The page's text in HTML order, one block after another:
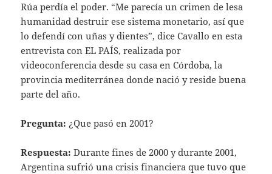
Rúa perdía el poder. “Me parecía un crimen de lesa
humanidad destruir ese sistema monetario, así que
lo defendí con uñas y dientes”, dice Cavallo en esta
entrevista con EL PAÍS, realizada por
videoconferencia desde su casa en Córdoba, la
provincia mediterránea donde nació y reside buena
parte del año.
Pregunta:¿Que pasó en 2001?
Respuesta: Durante fines de 2000 y durante 2001,
Argentina sufrió una crisis financiera que tuvo que